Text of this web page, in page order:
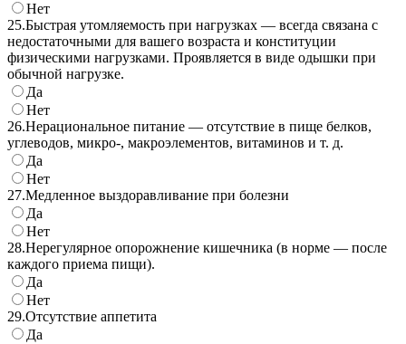
Нет
25.Быстрая утомляемость при нагрузках — всегда связана с
недостаточными для вашего возраста и конституции
физическими нагрузками. Проявляется в виде одышки при
обычной нагрузке.
Да
Нет
26.Нерациональное питание — отсутствие в пище белков,
углеводов, микро-, макроэлементов, витаминов и т. д.
Да
Нет
27.Медленное выздоравливание при болезни
Да
Нет
28.Нерегулярное опорожнение кишечника (в норме — после
каждого приема пищи).
Да
Нет
29.Отсутствие аппетита
Да